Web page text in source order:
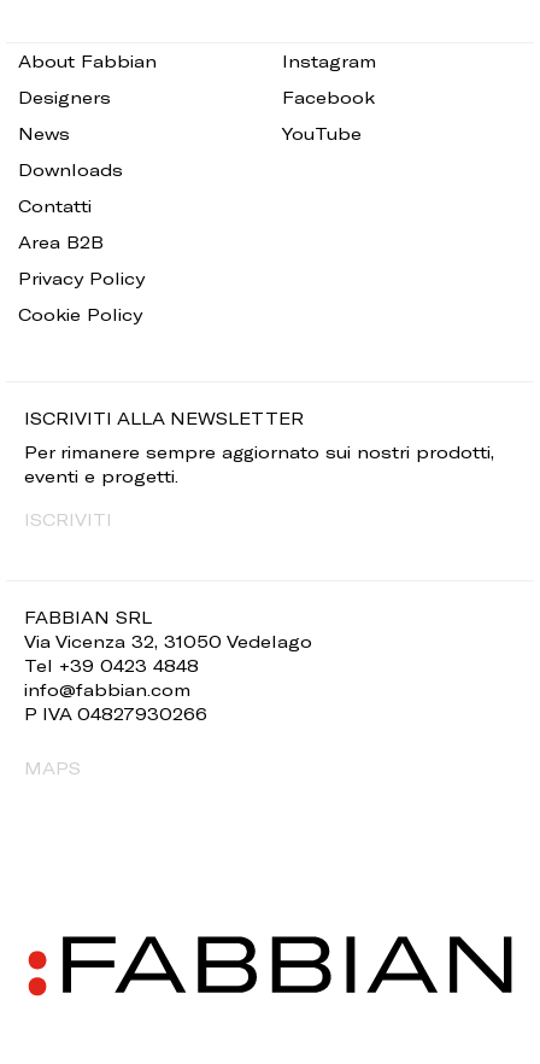
FABBIAN SRL
Via Vicenza 32, 31050 Vedelago
Tel +39 0423 4848
info@fabbian.com
P IVA 04827930266
MAPS
About Fabbian
Designers
News
Downloads
Contatti
Area B2B
Privacy Policy
Cookie Policy
Instagram
Facebook
YouTube
ISCRIVITI ALLA NEWSLETTER
Per rimanere sempre aggiornato sui nostri prodotti,
eventi e progetti.
ISCRIVITI